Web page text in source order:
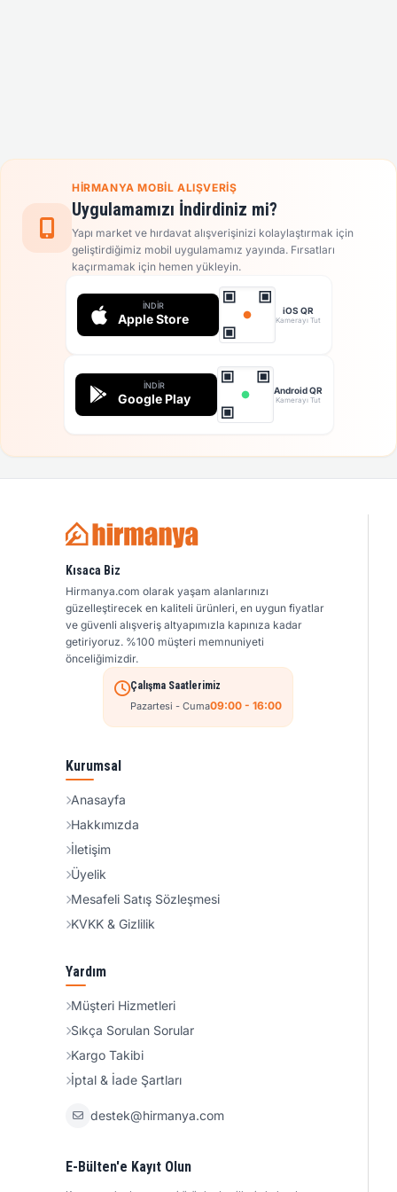
HIRMANYA MOBIL ALIŞVERIŞ
Uygulamamızı İndirdiniz mi?
Yapı market ve hırdavat alışverişinizi kolaylaştırmak için
geliştirdiğimiz mobil uygulamamız yayında. Fırsatları
kaçırmamak için hemen yükleyin.
İNDIR
Apple Store
iOS QR
Kamerayı Tut
İNDIR
Google Play
Android QR
Kamerayı Tut
Kısaca Biz
Hirmanya.com olarak yaşam alanlarınızı
güzelleştirecek en kaliteli ürünleri, en uygun fiyatlar
ve güvenli alışveriş altyapımızla kapınıza kadar
getiriyoruz. %100 müşteri memnuniyeti
önceliğimizdir.
Çalışma Saatlerimiz
Pazartesi - Cuma09:00 - 16:00
Kurumsal
Anasayfa
Hakkımızda
İletişim
Üyelik
Mesafeli Satış Sözleşmesi
KVKK & Gizlilik
Yardım
Müşteri Hizmetleri
Sıkça Sorulan Sorular
Kargo Takibi
İptal & İade Şartları
destek@hirmanya.com
E-Bülten'e Kayıt Olun